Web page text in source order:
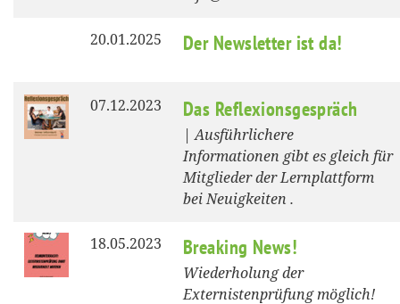
20.01.2025 Der Newsletter ist da!
07.12.2023 Das Reflexionsgespräch
| Ausführlichere
Informationen gibt es gleich für
Mitglieder der Lernplattform
bei Neuigkeiten .
18.05.2023 Breaking News!
Wiederholung der
Externistenprüfung möglich!